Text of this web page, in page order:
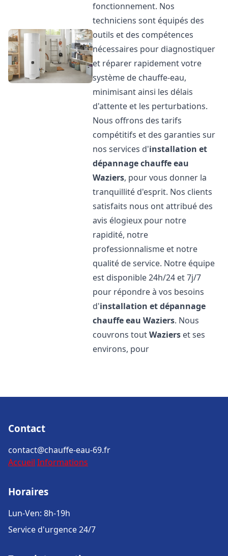
fonctionnement. Nos
techniciens sont équipés des
outils et des compétences
nécessaires pour diagnostiquer
et réparer rapidement votre
système de chauffe-eau,
minimisant ainsi les délais
d'attente et les perturbations.
Nous offrons des tarifs
compétitifs et des garanties sur
nos services d'installation et
dépannage chauffe eau
Waziers, pour vous donner la
tranquillité d'esprit. Nos clients
satisfaits nous ont attribué des
avis élogieux pour notre
rapidité, notre
professionnalisme et notre
qualité de service. Notre équipe
est disponible 24h/24 et 7j/7
pour répondre à vos besoins
d'installation et dépannage
chauffe eau Waziers. Nous
couvrons toutWaziers et ses
environs, pour
Contact
contact@chauffe-eau-69.fr
Accueil Informations
Horaires
Lun-Ven: 8h-19h
Service d'urgence 24/7